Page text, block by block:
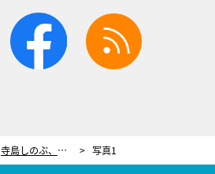
twitter facebook
寺島しのぶ、極限状態で涙！10歳の長男・眞秀くんの歌舞伎俳優デビューに密着 写真1